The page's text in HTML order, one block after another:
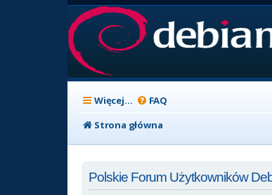
Więcej… FAQ
Strona główna
Polskie Forum Użytkowników